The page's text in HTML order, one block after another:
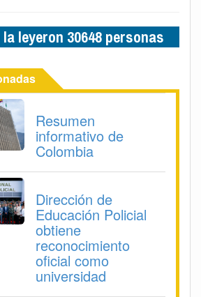
leyeron 30648 personas
Resumen
informativo de
Colombia
Dirección de
Educación Policial
obtiene
reconocimiento
oficial como
universidad